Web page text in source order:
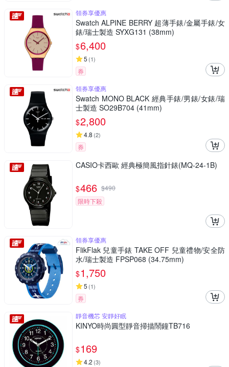
領券享優惠
Swatch ALPINE BERRY 超薄手錶/金屬手錶/女
錶/瑞士製造 SYXG131 (38mm)
$6,400
5 (1)
券
領券享優惠
Swatch MONO BLACK 經典手錶/男錶/女錶/瑞
士製造 SO29B704 (41mm)
$2,800
4.8 (2)
券
CASIO卡西歐 經典極簡風指針錶(MQ-24-1B)
$466 $490
限時下殺
領券享優惠
FlikFlak 兒童手錶 TAKE OFF 兒童禮物/安全防
水/瑞士製造 FPSP068 (34.75mm)
$1,750
5 (1)
券
靜音機芯 安靜好眠
KINYO時尚圓型靜音掃描鬧鐘TB716
$169
4.2 (3)